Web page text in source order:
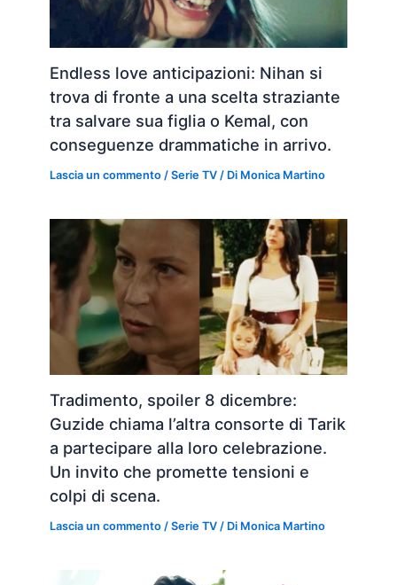
Endless love anticipazioni: Nihan si
trova di fronte a una scelta straziante
tra salvare sua figlia o Kemal, con
conseguenze drammatiche in arrivo.
Lascia un commento /Serie TV / Di Monica Martino
Tradimento, spoiler 8 dicembre:
Guzide chiama l’altra consorte di Tarik
a partecipare alla loro celebrazione.
Un invito che promette tensioni e
colpi di scena.
Lascia un commento /Serie TV / Di Monica Martino